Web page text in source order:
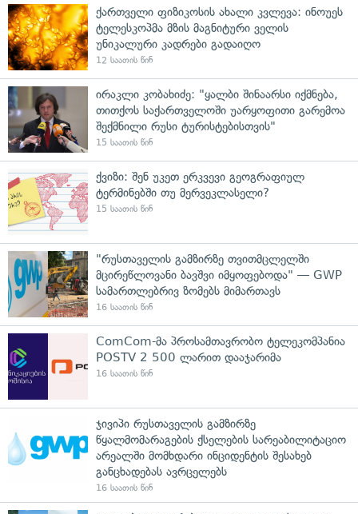
ქართველი ფიზიკოსის ახალი კვლევა: ინოუეს
ტელესკოპმა მზის მაგნიტური ველის
უნიკალური კადრები გადაიღო
12 საათის წინ
ირაკლი კობახიძე: "ყალბი შინაარსი იქმნება,
თითქოს საქართველოში უარყოფითი გარემოა
შექმნილი რუსი ტურისტებისთვის"
15 საათის წინ
ქვიზი: შენ უკეთ ერკვევი გეოგრაფიულ
ტერმინებში თუ მერვეკლასელი?
15 საათის წინ
"რუსთაველის გამზირზე თვითმცლელში
მცირეწლოვანი ბავშვი იმყოფებოდა" — GWP
სამართლებრივ ზომებს მიმართავს
16 საათის წინ
ComCom-მა პროსამთავრობო ტელეკომპანია
POSTV 2 500 ლარით დააჯარიმა
16 საათის წინ
ჯივიპი რუსთაველის გამზირზე
წყალმომარაგების ქსელების სარეაბილიტაციო
არეალში მომხდარი ინციდენტის შესახებ
განცხადებას ავრცელებს
16 საათის წინ